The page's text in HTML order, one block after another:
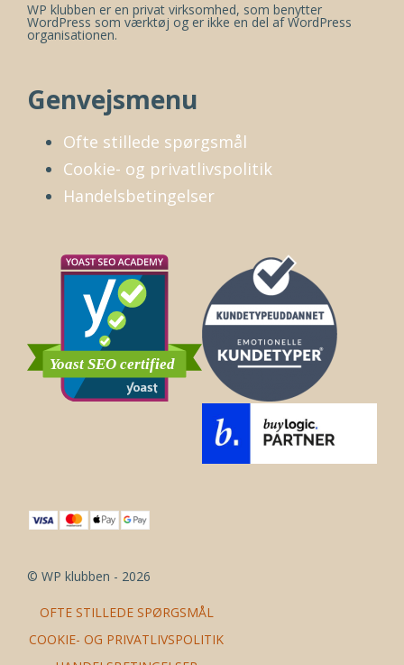
WP klubben er en privat virksomhed, som benytter
WordPress som værktøj og er ikke en del af WordPress
organisationen.
Genvejsmenu
Ofte stillede spørgsmål
Cookie- og privatlivspolitik
Handelsbetingelser
© WP klubben - 2026
OFTE STILLEDE SPØRGSMÅL
COOKIE- OG PRIVATLIVSPOLITIK